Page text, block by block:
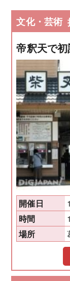
文化・芸術
帝釈天で初
開催日
時間
場所